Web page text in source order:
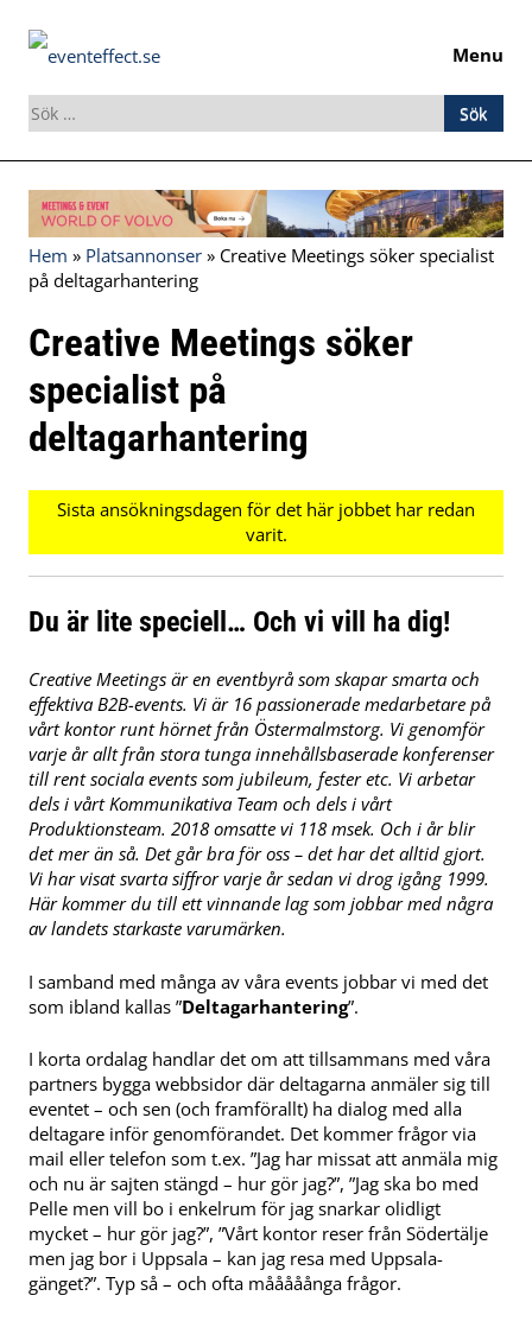
Menu
Sök
efter:
Skip
to
content
Hem » Platsannonser » Creative Meetings söker specialist
på deltagarhantering
Creative Meetings söker
specialist på
deltagarhantering
Du är lite speciell… Och vi vill ha dig!
Creative Meetings är en eventbyrå som skapar smarta och
effektiva B2B-events. Vi är 16 passionerade medarbetare på
vårt kontor runt hörnet från Östermalmstorg. Vi genomför
varje år allt från stora tunga innehållsbaserade konferenser
till rent sociala events som jubileum, fester etc. Vi arbetar
dels i vårt Kommunikativa Team och dels i vårt
Produktionsteam. 2018 omsatte vi 118 msek. Och i år blir
det mer än så. Det går bra för oss – det har det alltid gjort.
Vi har visat svarta siffror varje år sedan vi drog igång 1999.
Här kommer du till ett vinnande lag som jobbar med några
av landets starkaste varumärken.
I samband med många av våra events jobbar vi med det
som ibland kallas ”Deltagarhantering”.
I korta ordalag handlar det om att tillsammans med våra
partners bygga webbsidor där deltagarna anmäler sig till
eventet – och sen (och framförallt) ha dialog med alla
deltagare inför genomförandet. Det kommer frågor via
mail eller telefon som t.ex. ”Jag har missat att anmäla mig
och nu är sajten stängd – hur gör jag?”, ”Jag ska bo med
Pelle men vill bo i enkelrum för jag snarkar olidligt
mycket – hur gör jag?”, ”Vårt kontor reser från Södertälje
men jag bor i Uppsala – kan jag resa med Uppsala-
gänget?”. Typ så – och ofta mååååånga frågor.